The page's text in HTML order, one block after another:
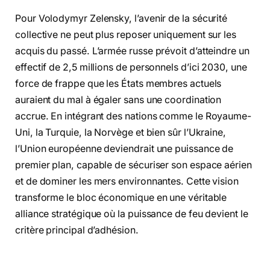
Pour Volodymyr Zelensky, l’avenir de la sécurité
collective ne peut plus reposer uniquement sur les
acquis du passé. L’armée russe prévoit d’atteindre un
effectif de 2,5 millions de personnels d’ici 2030, une
force de frappe que les États membres actuels
auraient du mal à égaler sans une coordination
accrue. En intégrant des nations comme le Royaume-
Uni, la Turquie, la Norvège et bien sûr l’Ukraine,
l’Union européenne deviendrait une puissance de
premier plan, capable de sécuriser son espace aérien
et de dominer les mers environnantes. Cette vision
transforme le bloc économique en une véritable
alliance stratégique où la puissance de feu devient le
critère principal d’adhésion.